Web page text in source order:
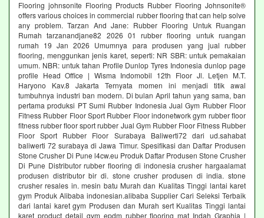
Flooring johnsonite Flooring Products Rubber Flooring Johnsonite®
offers various choices in commercial rubber flooring that can help solve
any problem. Tarzan And Jane: Rubber Flooring Untuk Ruangan
Rumah tarzanandjane82 2026 01 rubber flooring untuk ruangan
rumah 19 Jan 2026 Umumnya para produsen yang jual rubber
flooring, menggunkan jenis karet, seperti: NR SBR: untuk pemakaian
umum. NBR: untuk tahan Profile Dunlop Tyres Indonesia dunlop page
profile Head Office | Wisma Indomobil 12th Floor Jl. Letjen M.T.
Haryono Kav.8 Jakarta Ternyata momen ini menjadi titik awal
tumbuhnya industri ban modern. Di bulan April tahun yang sama, ban
pertama produksi PT Sumi Rubber Indonesia Jual Gym Rubber Floor
Fitness Rubber Floor Sport Rubber Floor indonetwork gym rubber floor
fitness rubber floor sport rubber Jual Gym Rubber Floor Fitness Rubber
Floor Sport Rubber Floor Surabaya Baliwerti72 dari ud.sahabat
baliwerti 72 surabaya di Jawa Timur. Spesifikasi dan Daftar Produsen
Stone Crusher Di Pune l4cw.eu Produk Daftar Produsen Stone Crusher
Di Pune Distributor rubber flooring di indonesia crusher hargaalamat
produsen distributor bir di. stone crusher produsen di india. stone
crusher resales in. mesin batu Murah dan Kualitas Tinggi lantai karet
gym Produk Alibaba indonesian.alibaba Supplier Cari Seleksi Terbaik
dari lantai karet gym Produsen dan Murah sert Kualitas Tinggi lantai
karet product detail gym epdm rubber flooring mat Indah Graphia |